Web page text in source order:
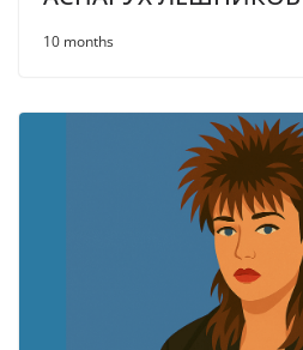
10 months